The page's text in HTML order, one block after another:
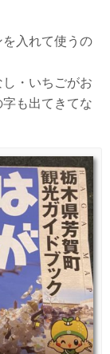
入れて使うの
・いちごがお
も出てきてな